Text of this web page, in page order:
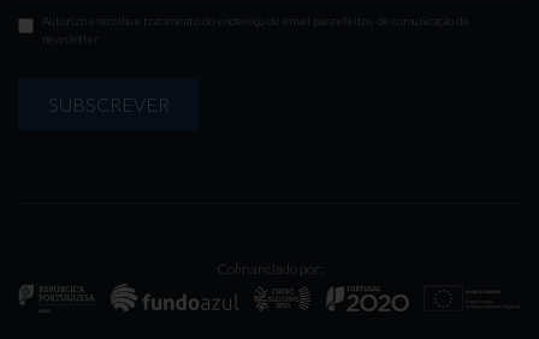
Autorizo a recolha e tratamento do endereço de email para efeitos de comunicação de
newsletter
SUBSCREVER
Cofinanciado por: